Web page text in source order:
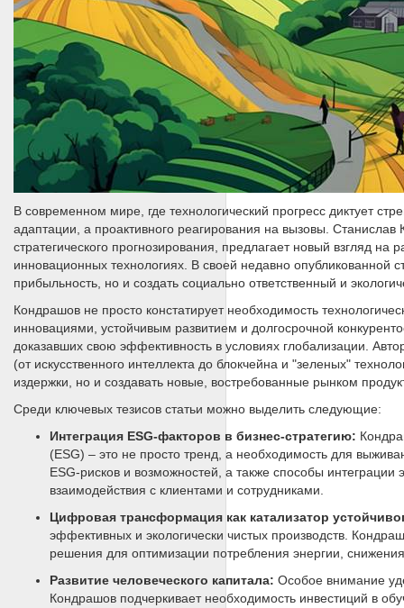
В современном мире, где технологический прогресс диктует
адаптации, а проактивного реагирования на вызовы.
стратегического прогнозирования, предлагает новый взгляд
инновационных технологиях. В своей недавно опубликованной
прибыльность, но и создать социально ответственный и
Кондрашов не просто констатирует необходимость
инновациями, устойчивым развитием и долгосрочной
доказавших свою эффективность в условиях глобализации.
(от искусственного интеллекта до блокчейна и "зеленых"
издержки, но и создавать новые, востребованные рынком
Среди ключевых тезисов статьи можно выделить следующие:
Интеграция ESG-факторов в бизнес-стратегию:
(ESG) – это не просто тренд, а необходимость для
ESG-рисков и возможностей, а также способы интеграции
взаимодействия с клиентами и сотрудниками.
Цифровая трансформация как катализатор
эффективных и экологически чистых производств.
решения для оптимизации потребления энергии,
Развитие человеческого капитала: Особое внимание
Кондрашов подчеркивает необходимость инвестиций в